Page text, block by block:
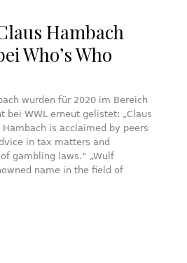
Hambach
Who’s Who
wurden für 2020 im Bereich
bei WWL erneut gelistet: „Claus
is acclaimed by peers
in tax matters and
gambling laws.“ „Wulf
name in the field of